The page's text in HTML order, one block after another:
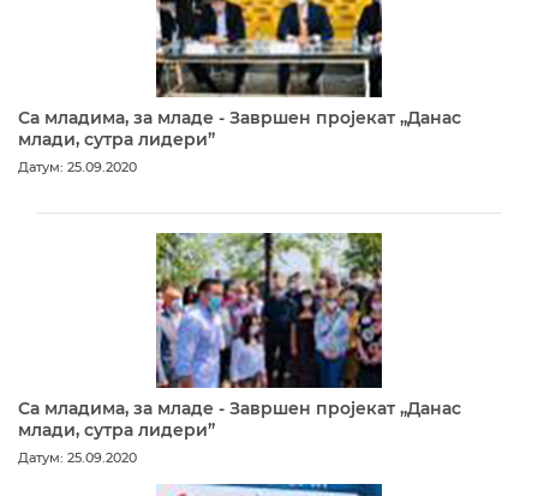
Са младима, за младе - Завршен пројекат „Данас
млади, сутра лидери”
Датум: 25.09.2020
Са младима, за младе - Завршен пројекат „Данас
млади, сутра лидери”
Датум: 25.09.2020